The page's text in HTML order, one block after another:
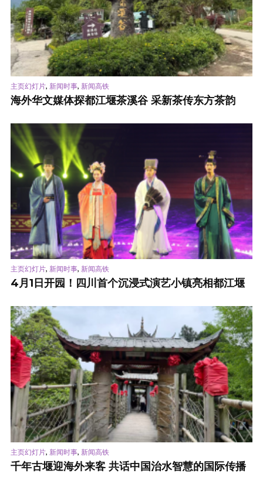
主页幻灯片, 新闻时事, 新闻高铁
海外华文媒体探都江堰茶溪谷 采新茶传东方茶韵
主页幻灯片, 新闻时事, 新闻高铁
4月1日开园！四川首个沉浸式演艺小镇亮相都江堰
主页幻灯片, 新闻时事, 新闻高铁
千年古堰迎海外来客 共话中国治水智慧的国际传播